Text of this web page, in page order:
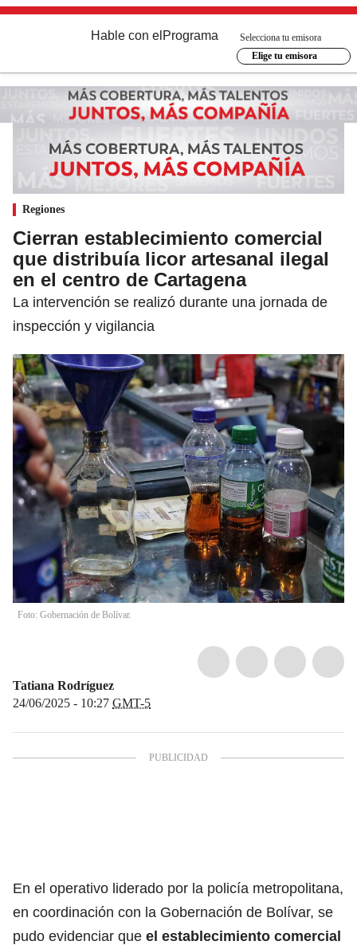
Hable con el Programa
Selecciona tu emisora
Elige tu emisora
Regiones
Cierran establecimiento comercial
que distribuía licor artesanal ilegal
en el centro de Cartagena
La intervención se realizó durante una jornada de
inspección y vigilancia
Foto: Gobernación de Bolívar.
Tatiana Rodríguez
24/06/2025 - 10:27 GMT-5
En el operativo liderado por la policía metropolitana,
en coordinación con la Gobernación de Bolívar, se
pudo evidenciar que el establecimiento comercial